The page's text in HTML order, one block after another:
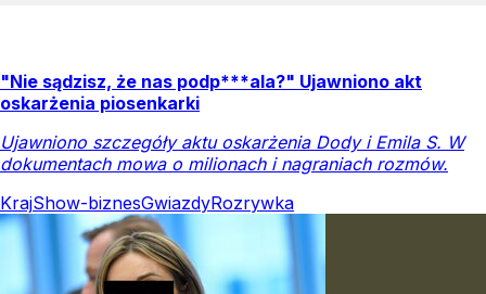
"Nie sądzisz, że nas podp***ala?" Ujawniono akt
oskarżenia piosenkarki
Ujawniono szczegóły aktu oskarżenia Dody i Emila S. W
dokumentach mowa o milionach i nagraniach rozmów.
KrajShow-biznesGwiazdyRozrywka